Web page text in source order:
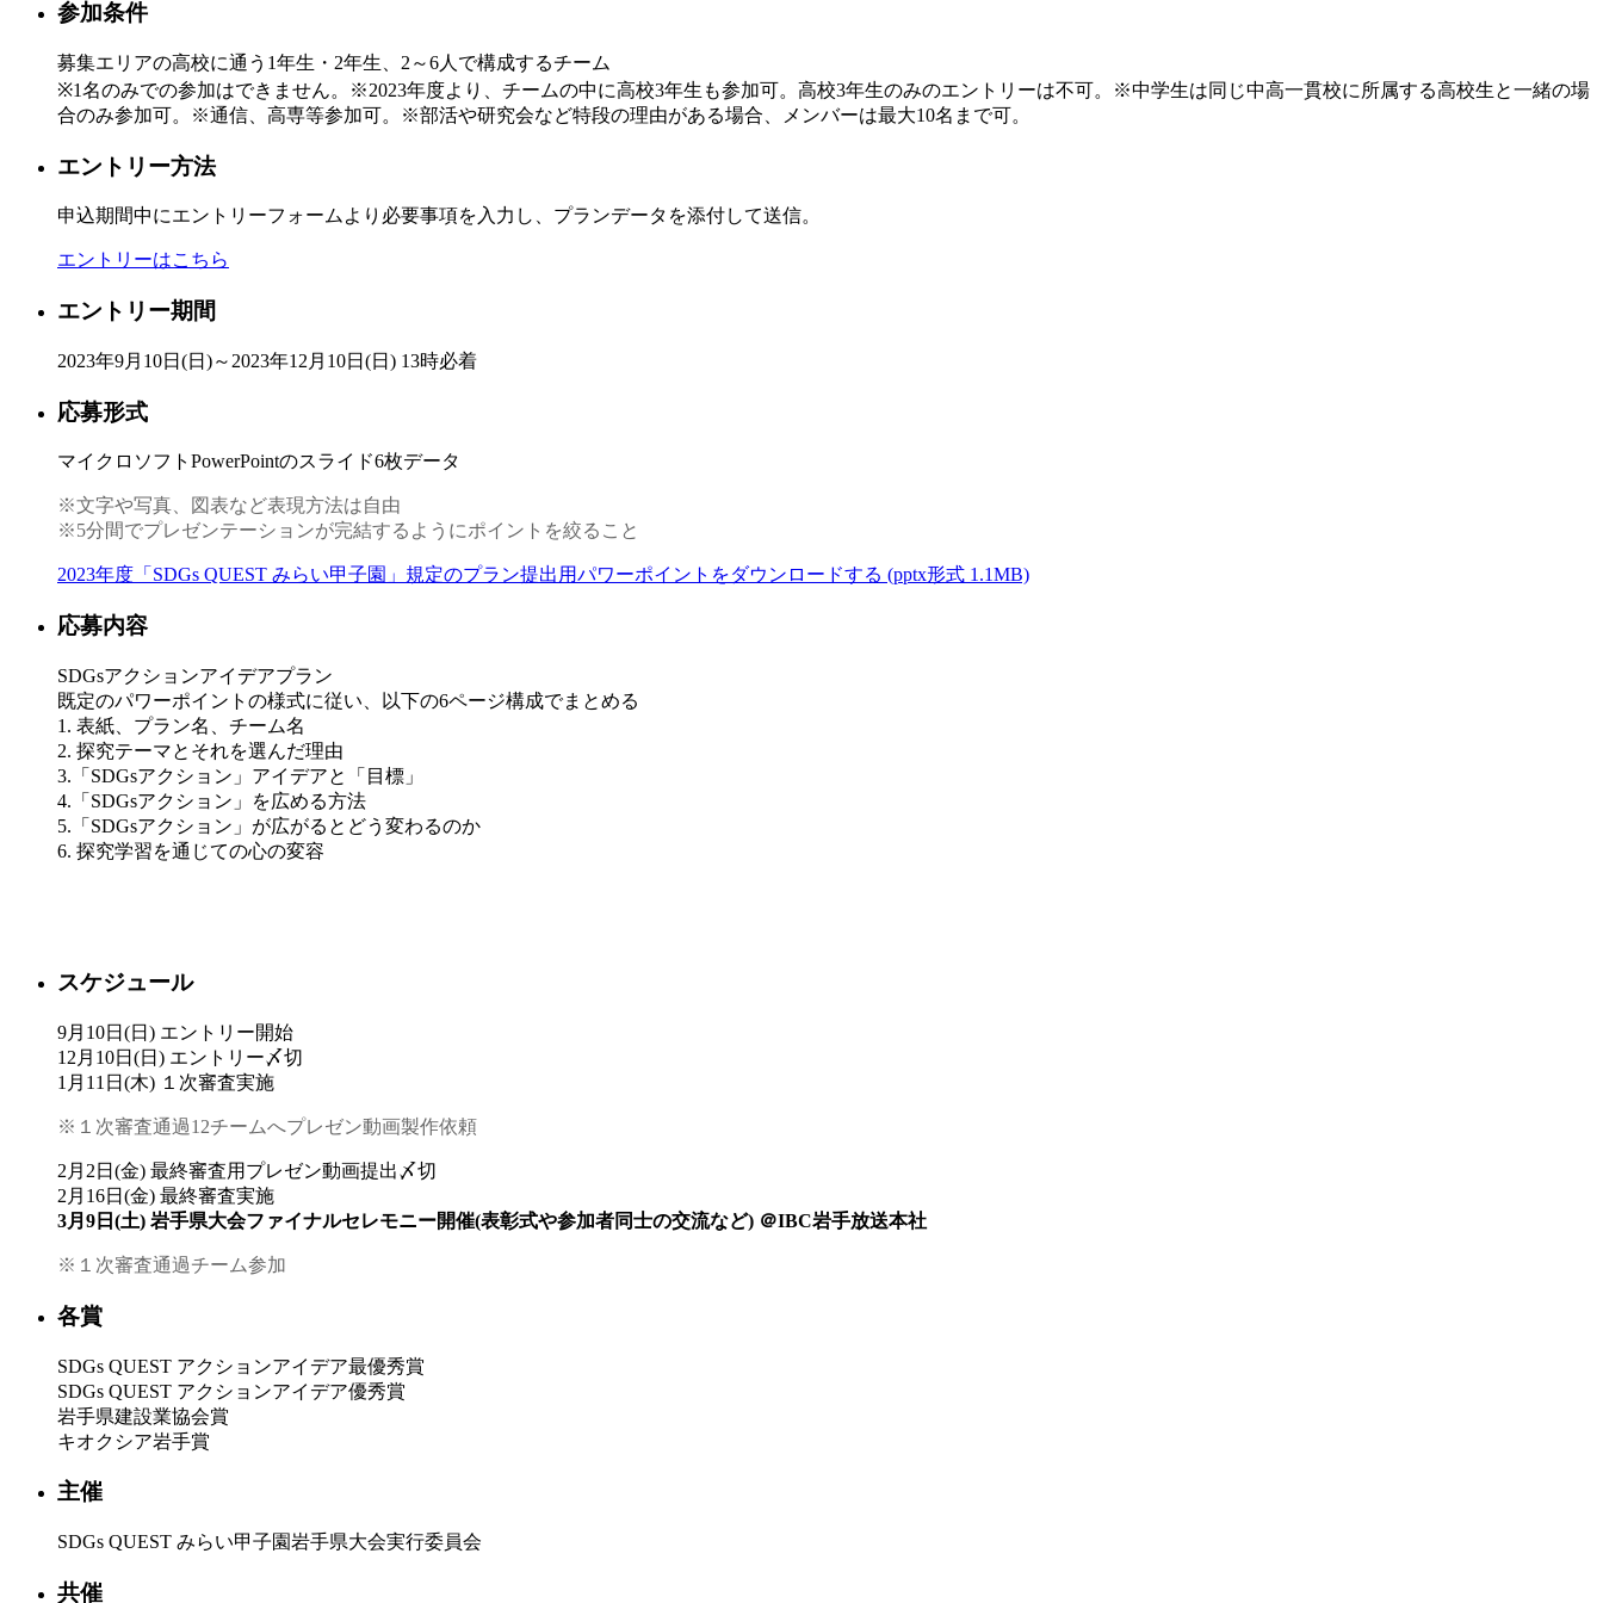
参加条件
募集エリアの高校に通う1年生・2年生、2～6人で構成するチーム
※1名のみでの参加はできません。※2023年度より、チームの中に高校3年生も参加可。高校3年生のみのエントリーは不可。※中学生は同じ中高一貫校に所属する高校生と一緒の場
合のみ参加可。※通信、高専等参加可。※部活や研究会など特段の理由がある場合、メンバーは最大10名まで可。
エントリー方法
申込期間中にエントリーフォームより必要事項を入力し、プランデータを添付して送信。
エントリーはこちら
エントリー期間
2023年9月10日(日)～2023年12月10日(日) 13時必着
応募形式
マイクロソフトPowerPointのスライド6枚データ
※文字や写真、図表など表現方法は自由
※5分間でプレゼンテーションが完結するようにポイントを絞ること
2023年度「SDGs QUEST みらい甲子園」規定のプラン提出用パワーポイントをダウンロードする (pptx形式 1.1MB)
応募内容
SDGsアクションアイデアプラン
既定のパワーポイントの様式に従い、以下の6ページ構成でまとめる
1. 表紙、プラン名、チーム名
2. 探究テーマとそれを選んだ理由
3.「SDGsアクション」アイデアと「目標」
4.「SDGsアクション」を広める方法
5.「SDGsアクション」が広がるとどう変わるのか
6. 探究学習を通じての心の変容
スケジュール
9月10日(日) エントリー開始
12月10日(日) エントリー〆切
1月11日(木) １次審査実施
※１次審査通過12チームへプレゼン動画製作依頼
2月2日(金) 最終審査用プレゼン動画提出〆切
2月16日(金) 最終審査実施
3月9日(土) 岩手県大会ファイナルセレモニー開催(表彰式や参加者同士の交流など) ＠IBC岩手放送本社
※１次審査通過チーム参加
各賞
SDGs QUEST アクションアイデア最優秀賞
SDGs QUEST アクションアイデア優秀賞
岩手県建設業協会賞
キオクシア岩手賞
主催
SDGs QUEST みらい甲子園岩手県大会実行委員会
共催